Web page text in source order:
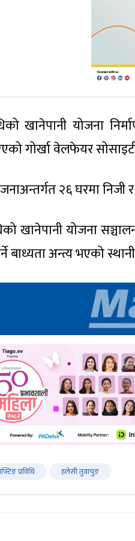
खानेपानी योजना
गोर्खा वेलफेयर
२६ घरमा निजी
खानेपानी योजना
बाध्यता अन्त्य भएको
प्रविधि हलेसी तुवाचुङ